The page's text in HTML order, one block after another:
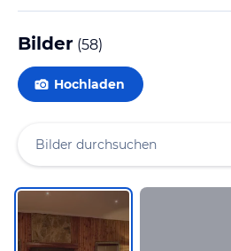
Bilder (58)
Hochladen